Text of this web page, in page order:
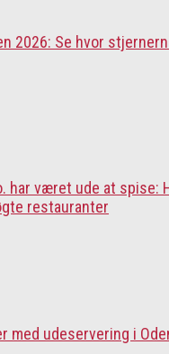
2026: Se hvor
har været ude at spise:
restauranter
med udeservering i